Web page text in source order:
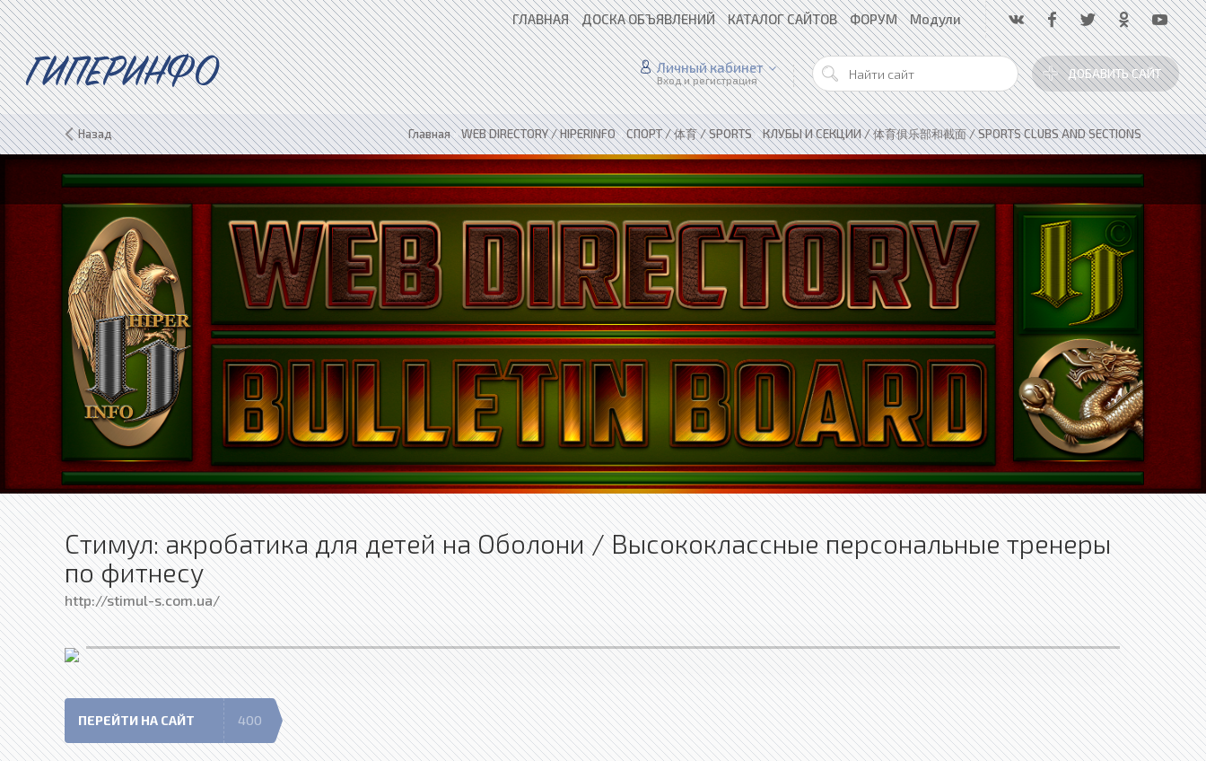
ГЛАВНАЯ ДОСКА ОБЪЯВЛЕНИЙ КАТАЛОГ САЙТОВ ФОРУМ Модули
ГИПЕРИНФО ДОБАВИТЬ САЙТ
Личный кабинет
Вход и регистрация
Назад Главная»WEB DIRECTORY / HIPERINFO»СПОРТ / 体育 / SPORTS»КЛУБЫ И СЕКЦИИ / 体育俱乐部和截面 / SPORTS CLUBS AND SECTIONS
Стимул: акробатика для детей на Оболони / Высококлассные персональные тренеры
по фитнесу
http://stimul-s.com.ua/
ПЕРЕЙТИ НА САЙТ 400